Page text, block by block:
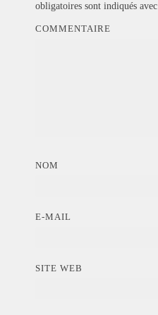
obligatoires sont indiqués avec
COMMENTAIRE
NOM
E-MAIL
SITE WEB